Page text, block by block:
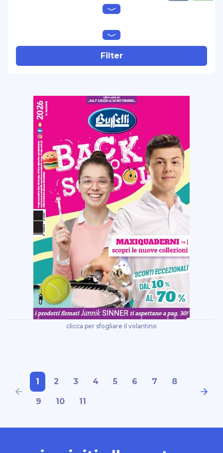
post-it
quovadis
sabacart
sei rota
starline
tartan
Filter
clicca per sfogliare il volantino
1 2 3 4 5 6 7 8
9 10 11